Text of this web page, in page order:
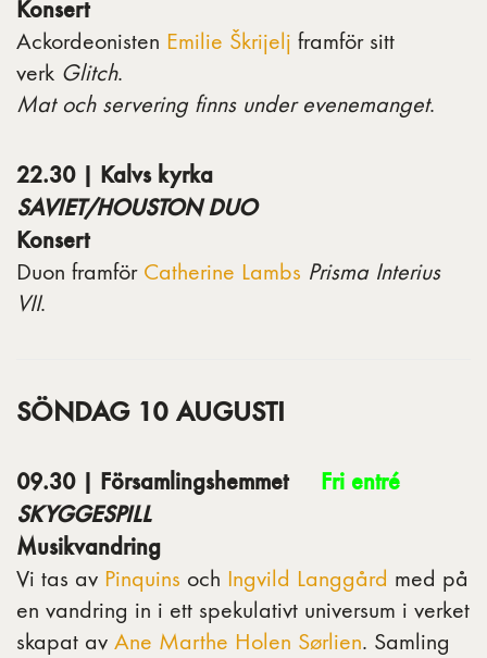
Konsert
Ackordeonisten Emilie Škrijelj framför sitt
verk Glitch.
Mat och servering finns under evenemanget.
22.30 | Kalvs kyrka
SAVIET/HOUSTON DUO
Konsert
Duon framförCatherine Lambs Prisma Interius
VII.
SÖNDAG 10 AUGUSTI
09.30 | Församlingshemmet Fri entré
SKYGGESPILL
Musikvandring
Vi tas av Pinquins och Ingvild Langgård med på
en vandring in i ett spekulativt universum i verket
skapat av Ane Marthe Holen Sørlien. Samling